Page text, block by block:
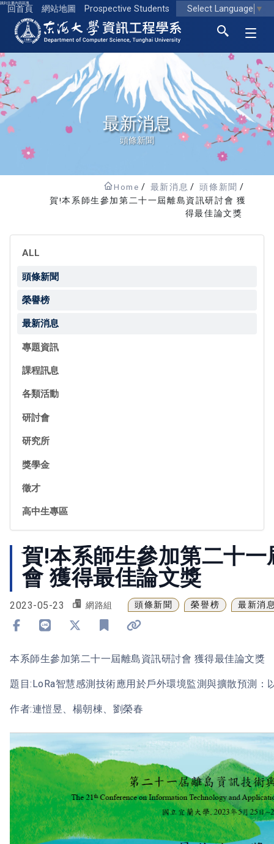
跳到主要內容區塊
回首頁 網站地圖 Prospective Students Select Language ▼
東海大學logo
最新消息
頭條新聞
Home 最新消息
頭條新聞
賀!本系師生參加第二十一屆離島資訊研討會 獲
得最佳論文獎
ALL
頭條新聞
榮譽榜
最新消息
專題資訊
課程訊息
各類活動
研討會
研究所
獎學金
徵才
高中生專區
賀!本系師生參加第二十
會 獲得最佳論文獎
2023-05-23 網路組 頭條新聞 榮譽榜 最新消
本系師生參加第二十一屆離島資訊研討會 獲得最佳論文獎
題目:LoRa智慧感測技術應用於戶外環境監測與擴散預測：
作者:連愷昱、楊朝棟、劉榮春